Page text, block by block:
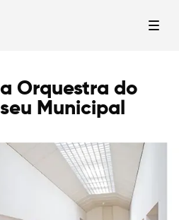
Orquestra do
Municipal